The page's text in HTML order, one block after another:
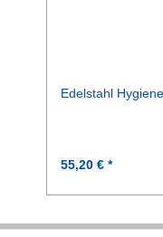
Edelstahl
55,20 € *